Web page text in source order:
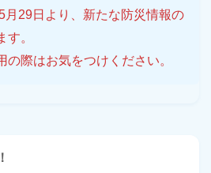
月29日より、新たな防災情報の
す。
の際はお気をつけください。